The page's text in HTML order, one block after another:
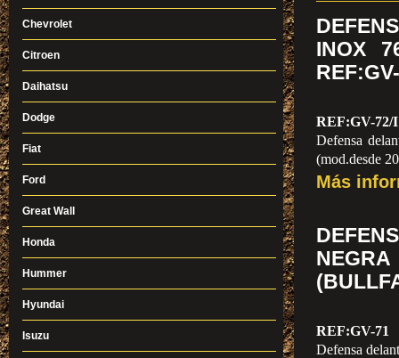
INOX
REF:GV-72/I
Defensa
(mod.desde
Más
REF:GV-71
Defensa
Chevrolet
Citroen
Daihatsu
Dodge
Fiat
Ford
Great Wall
Honda
Hummer
Hyundai
Isuzu